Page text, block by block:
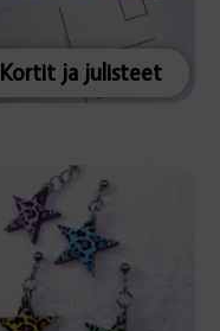
Kortit ja julisteet